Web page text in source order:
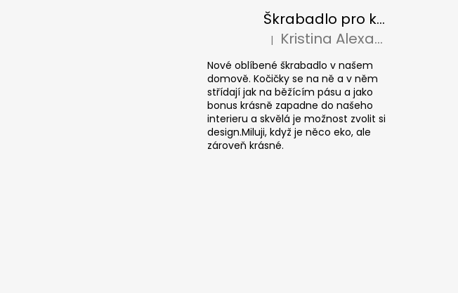
Škrabadlo pro kočky CUBE Colour
Hodnocení produktu je 5 z 5 hvězdiček.
| Kristina Alexandrová
Nové oblíbené škrabadlo v našem
domově. Kočičky se na ně a v něm
střídají jak na běžícím pásu a jako
bonus krásně zapadne do našeho
interieru a skvělá je možnost zvolit si
design.Miluji, když je něco eko, ale
zároveň krásné.